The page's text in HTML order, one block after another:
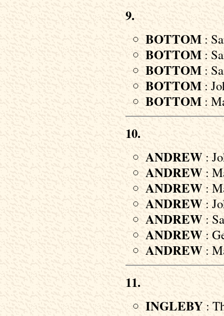
9.
BOTTOM :
BOTTOM :
BOTTOM :
BOTTOM :
BOTTOM :
10.
ANDREW :
ANDREW :
ANDREW :
ANDREW :
ANDREW :
ANDREW :
ANDREW :
11.
INGLEBY :